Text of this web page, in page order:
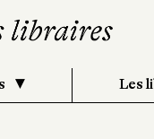
Les